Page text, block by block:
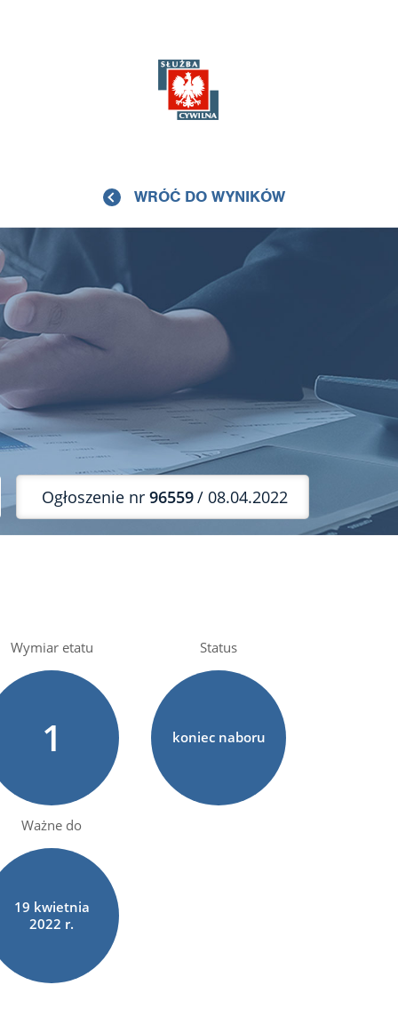
WRÓĆ DO WYNIKÓW
Ogłoszenie nr 96559/ 08.04.2022
Wymiar etatu
1
Status
koniec naboru
Ważne do
19 kwietnia
2022 r.